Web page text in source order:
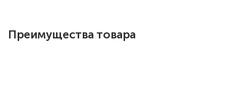
Преимущества товара